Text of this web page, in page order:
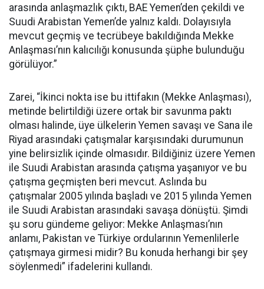
arasında anlaşmazlık çıktı, BAE Yemen’den çekildi ve
Suudi Arabistan Yemen’de yalnız kaldı. Dolayısıyla
mevcut geçmiş ve tecrübeye bakıldığında Mekke
Anlaşması’nın kalıcılığı konusunda şüphe bulunduğu
görülüyor.”
Zarei, “İkinci nokta ise bu ittifakın (Mekke Anlaşması),
metinde belirtildiği üzere ortak bir savunma paktı
olması halinde, üye ülkelerin Yemen savaşı ve Sana ile
Riyad arasındaki çatışmalar karşısındaki durumunun
yine belirsizlik içinde olmasıdır. Bildiğiniz üzere Yemen
ile Suudi Arabistan arasında çatışma yaşanıyor ve bu
çatışma geçmişten beri mevcut. Aslında bu
çatışmalar 2005 yılında başladı ve 2015 yılında Yemen
ile Suudi Arabistan arasındaki savaşa dönüştü. Şimdi
şu soru gündeme geliyor: Mekke Anlaşması’nın
anlamı, Pakistan ve Türkiye ordularının Yemenlilerle
çatışmaya girmesi midir? Bu konuda herhangi bir şey
söylenmedi” ifadelerini kullandı.